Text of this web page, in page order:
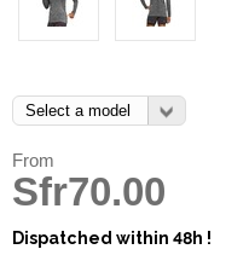
From
Sfr70.00
Dispatched within 48h !